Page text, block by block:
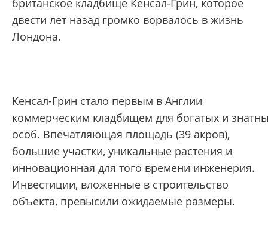
британское кладбище Кенсал-Грин, которое
двести лет назад громко ворвалось в жизнь
Лондона.
Кенсал-Грин стало первым в Англии
коммерческим кладбищем для богатых и
особ. Впечатляющая площадь (39 акров),
большие участки, уникальные растения и
инновационная для того времени инженерия.
Инвестиции, вложенные в строительство
объекта, превысили ожидаемые размеры.